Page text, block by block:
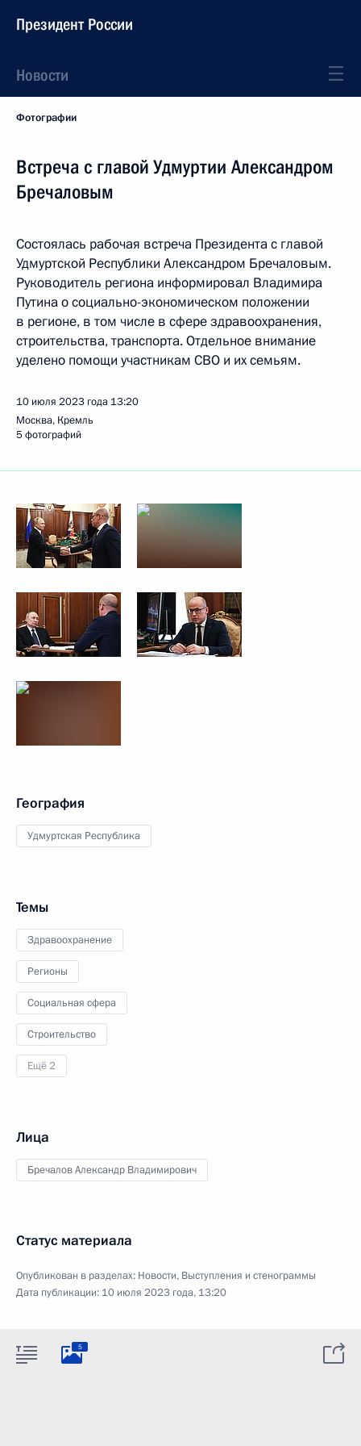
Президент России
Новости
Фотографии
Встреча с главой Удмуртии Александром
Бречаловым
Состоялась рабочая встреча Президента с главой
Удмуртской Республики Александром Бречаловым.
Руководитель региона информировал Владимира
Путина о социально-экономическом положении
в регионе, в том числе в сфере здравоохранения,
строительства, транспорта. Отдельное внимание
уделено помощи участникам СВО и их семьям.
10 июля 2023 года 13:20
Москва, Кремль
5 фотографий
География
Удмуртская Республика
Темы
Здравоохранение
Регионы
Социальная сфера
Строительство
Ещё 2
Лица
Бречалов Александр Владимирович
Статус материала
Опубликован в разделах: Новости, Выступления и стенограммы
Дата публикации: 10 июля 2023 года, 13:20
5